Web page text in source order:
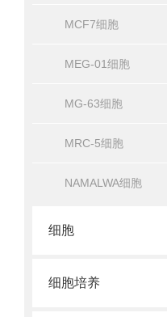
MCF7细胞
MEG-01细胞
MG-63细胞
MRC-5细胞
NAMALWA细胞
细胞
细胞培养